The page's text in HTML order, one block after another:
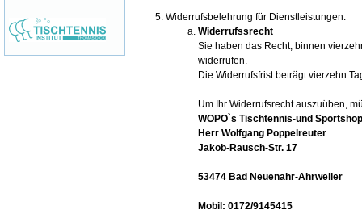
Widerrufsbelehrung für Dienstleistungen:
Widerrufssrecht
Sie haben das Recht, binnen
widerrufen.
Die Widerrufsfrist beträgt vierzehn
Um Ihr Widerrufsrecht auszuüben,
WOPO`s Tischtennis-und Sportshop
Herr Wolfgang Poppelreuter
Jakob-Rausch-Str. 17
53474 Bad Neuenahr-Ahrweiler
Mobil: 0172/9145415